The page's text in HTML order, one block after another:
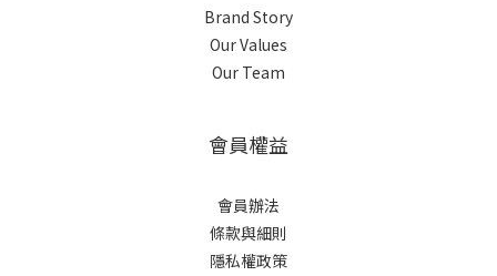
Brand Story
Our Values
Our Team
會員權益
會員辦法
條款與細則
隱私權政策